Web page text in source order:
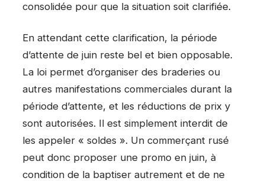
consolidée pour que la situation soit clarifiée.
En attendant cette clarification, la période
d’attente de juin reste bel et bien opposable.
La loi permet d’organiser des braderies ou
autres manifestations commerciales durant la
période d’attente, et les réductions de prix y
sont autorisées. Il est simplement interdit de
les appeler « soldes ». Un commerçant rusé
peut donc proposer une promo en juin, à
condition de la baptiser autrement et de ne